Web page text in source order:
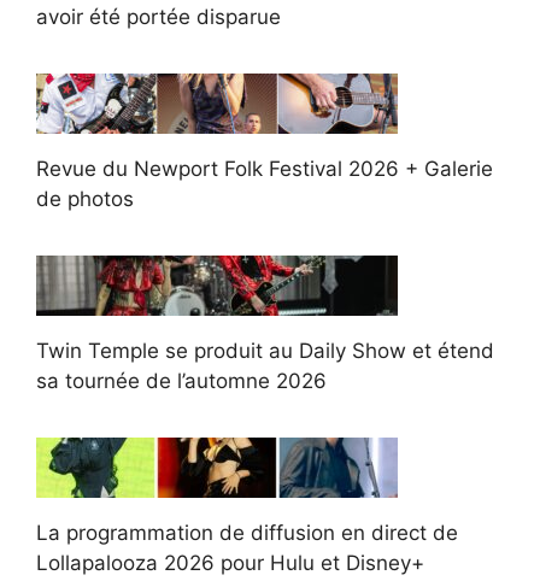
avoir été portée disparue
Revue du Newport Folk Festival 2026 + Galerie
de photos
Twin Temple se produit au Daily Show et étend
sa tournée de l’automne 2026
La programmation de diffusion en direct de
Lollapalooza 2026 pour Hulu et Disney+